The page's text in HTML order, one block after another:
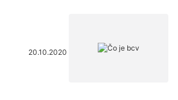
20.10.2020